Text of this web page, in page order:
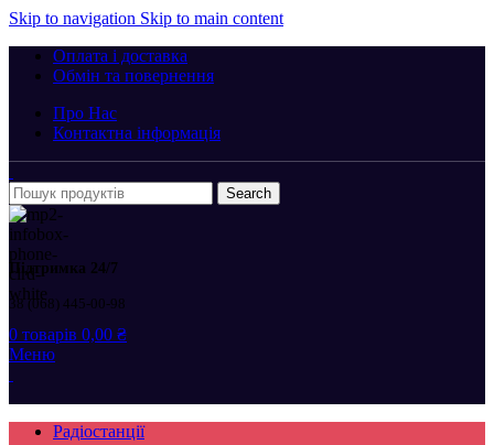
Skip to navigation Skip to main content
Оплата і доставка
Обмін та повернення
Про Нас
Контактна інформація
Search
Підтримка 24/7
38 (068) 445-00-98
0 товарів 0,00 ₴
Меню
Радіостанції